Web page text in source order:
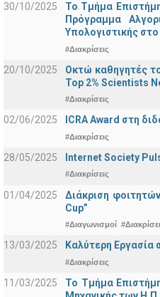
30/10/2025
Το Τμήμα
Πρόγραμμα
Υπολογιστικής
#Διακρίσεις
20/10/2025
Οκτώ καθηγητές
Top 2% Scientists
#Διακρίσεις
02/06/2025 ICRA Award στη
#Διακρίσεις
28/05/2025 Internet Society
#Διακρίσεις
01/04/2025
Διάκριση
Cup”
#Διαγωνισμοί
13/03/2025 Καλύτερη Εργασία
#Διακρίσεις
11/03/2025
Το Τμήμα